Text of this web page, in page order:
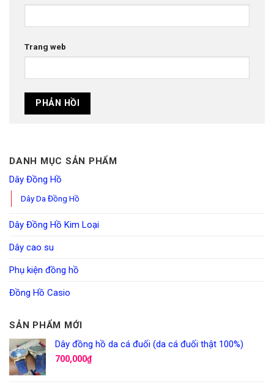
Trang web
DANH MỤC SẢN PHẨM
Dây Đồng Hồ
Dây Da Đồng Hồ
Dây Đồng Hồ Kim Loại
Dây cao su
Phụ kiện đồng hồ
Đồng Hồ Casio
SẢN PHẨM MỚI
Dây đồng hồ da cá đuối (da cá đuối thật 100%)
700,000₫